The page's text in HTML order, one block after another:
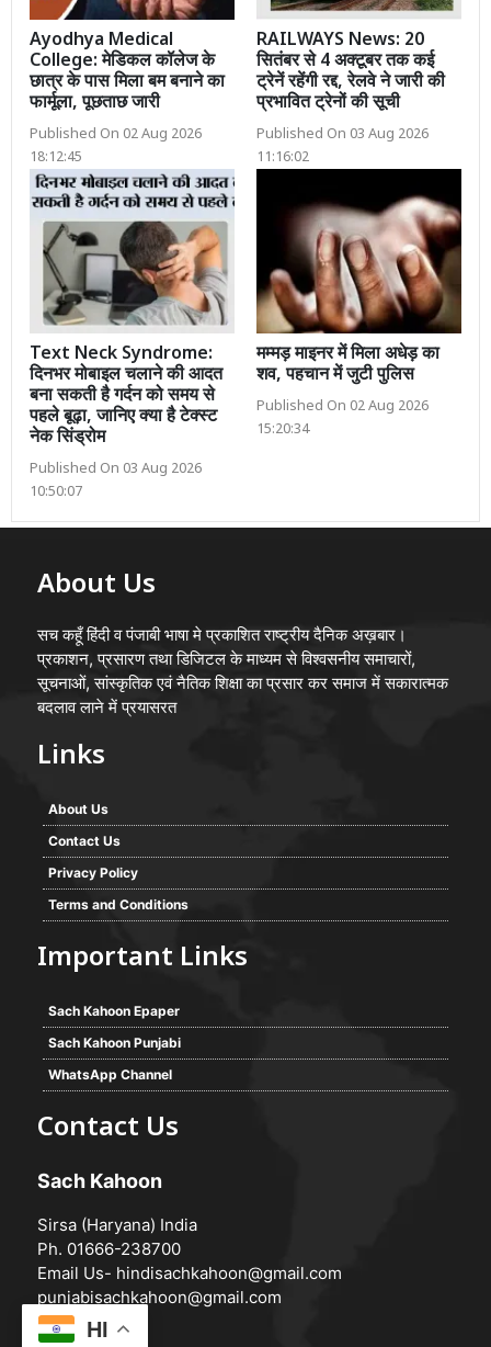
Ayodhya Medical
College: मेडिकल कॉलेज के
छात्र के पास मिला बम बनाने का
फार्मूला, पूछताछ जारी
Published On 02 Aug 2026
18:12:45
RAILWAYS News: 20
सितंबर से 4 अक्टूबर तक कई
ट्रेनें रहेंगी रद्द, रेलवे ने जारी की
प्रभावित ट्रेनों की सूची
Published On 03 Aug 2026
11:16:02
Text Neck Syndrome:
दिनभर मोबाइल चलाने की आदत
बना सकती है गर्दन को समय से
पहले बूढ़ा, जानिए क्या है टेक्स्ट
नेक सिंड्रोम
Published On 03 Aug 2026
10:50:07
मम्मड़ माइनर में मिला अधेड़ का
शव, पहचान में जुटी पुलिस
Published On 02 Aug 2026
15:20:34
About Us
सच कहूँ हिंदी व पंजाबी भाषा मे प्रकाशित राष्ट्रीय दैनिक अख़बार।
प्रकाशन, प्रसारण तथा डिजिटल के माध्यम से विश्वसनीय समाचारों,
सूचनाओं, सांस्कृतिक एवं नैतिक शिक्षा का प्रसार कर समाज में सकारात्मक
बदलाव लाने में प्रयासरत
Links
About Us
Contact Us
Privacy Policy
Terms and Conditions
Important Links
Sach Kahoon Epaper
Sach Kahoon Punjabi
WhatsApp Channel
Contact Us
Sach Kahoon
Sirsa (Haryana) India
Ph. 01666-238700
Email Us- hindisachkahoon@gmail.com
punjabisachkahoon@gmail.com
HI